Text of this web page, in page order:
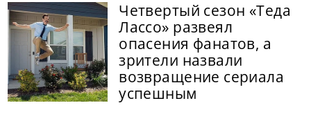
Четвертый сезон «Теда
Лассо» развеял
опасения фанатов, а
зрители назвали
возвращение сериала
успешным